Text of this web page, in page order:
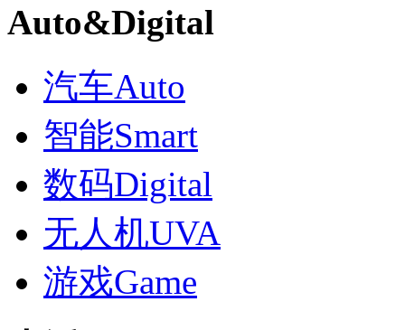
Auto&Digital
汽车Auto
智能Smart
数码Digital
无人机UVA
游戏Game